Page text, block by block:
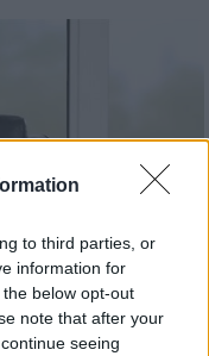
to third parties, or
information for
below opt-out
note that after your
seeing